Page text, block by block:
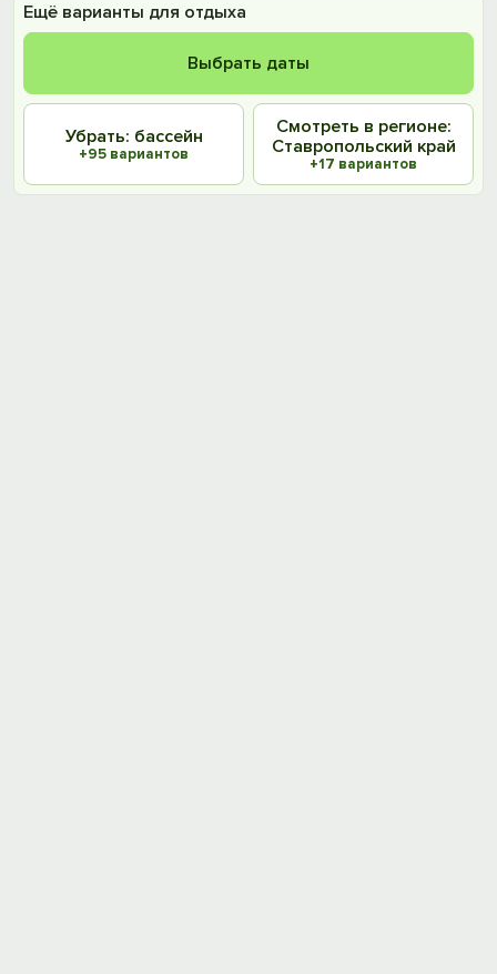
Ещё варианты для отдыха
Выбрать даты
Убрать: бассейн
+95 вариантов
Смотреть в регионе:
Ставропольский край
+17 вариантов